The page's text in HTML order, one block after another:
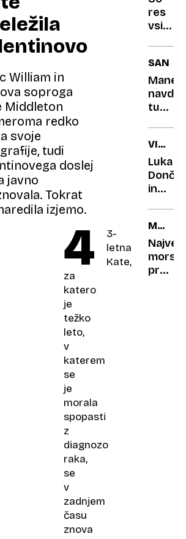
William in
soproga
Middleton
redko
svoje
tudi
doslej
javno
Tokrat
izjemo.
4
3-
letna
Kate,
za
katero
je
težko
leto,
v
katerem
se
je
morala
spopasti
z
diagnozo
raka,
se
v
zadnjem
času
znova
res
vsi ti
tudi
Luka
Dončić
in
v
spletni
debati,
ki je
MED
IN
morski